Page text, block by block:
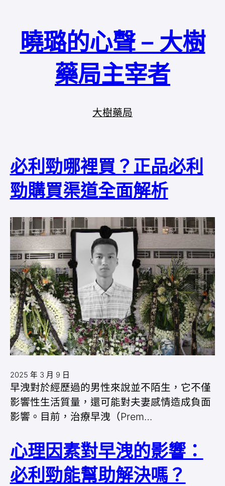
曉璐的心聲 – 大樹
藥局主宰者
大樹藥局
必利勁哪裡買？正品必利
勁購買渠道全面解析
2025 年 3 月 9 日
早洩對於經歷過的男性來說並不陌生，它不僅
影響性生活質量，還可能對夫妻感情造成負面
影響。目前，治療早洩（Prem…
心理因素對早洩的影響：
必利勁能幫助解決嗎？